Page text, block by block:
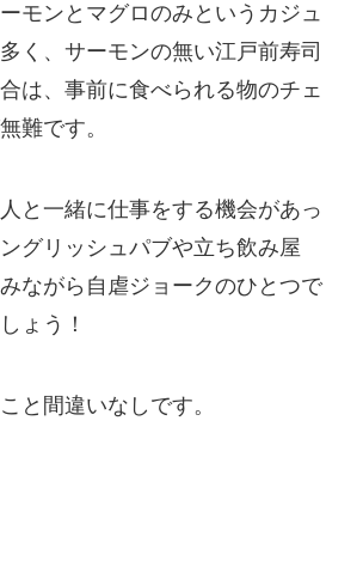
モンとマグロのみというカジュ
く、サーモンの無い江戸前寿司
は、事前に食べられる物のチェ
難です。
と一緒に仕事をする機会があっ
グリッシュパブや立ち飲み屋
ながら 自虐ジョークのひとつで
ょう！
と間違いなしです。